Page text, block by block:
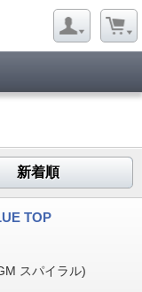
新着順
TOP
スパイラル)